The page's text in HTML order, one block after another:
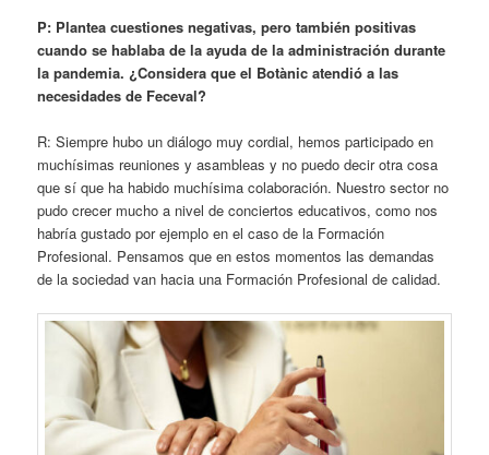
P: Plantea cuestiones negativas, pero también positivas
cuando se hablaba de la ayuda de la administración durante
la pandemia. ¿Considera que el Botànic atendió a las
necesidades de Feceval?
R: Siempre hubo un diálogo muy cordial, hemos participado en
muchísimas reuniones y asambleas y no puedo decir otra cosa
que sí que ha habido muchísima colaboración. Nuestro sector no
pudo crecer mucho a nivel de conciertos educativos, como nos
habría gustado por ejemplo en el caso de la Formación
Profesional. Pensamos que en estos momentos las demandas
de la sociedad van hacia una Formación Profesional de calidad.